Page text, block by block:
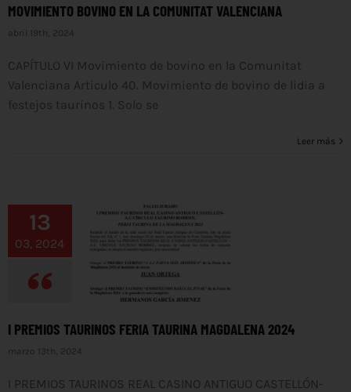
MOVIMIENTO BOVINO EN LA COMUNITAT VALENCIANA
abril 19th, 2024
CAPÍTULO VI Movimiento de bovino en la Comunitat
Valenciana Articulo 40. Movimiento de bovino de lidia a
festejos taurinos 1. Solo se
Leer más
13
03, 2024
I PREMIOS TAURINOS FERIA TAURINA MAGDALENA 2024
marzo 13th, 2024
I PREMIOS TAURINOS REAL CASINO ANTIGUO CASTELLÓN-